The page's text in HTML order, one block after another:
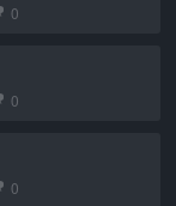
0
0
0